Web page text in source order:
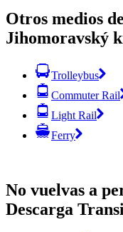
Otros medios
Jihomoravský
Trolleybus
Commuter Rail
Light Rail
Ferry
No vuelvas a
Descarga